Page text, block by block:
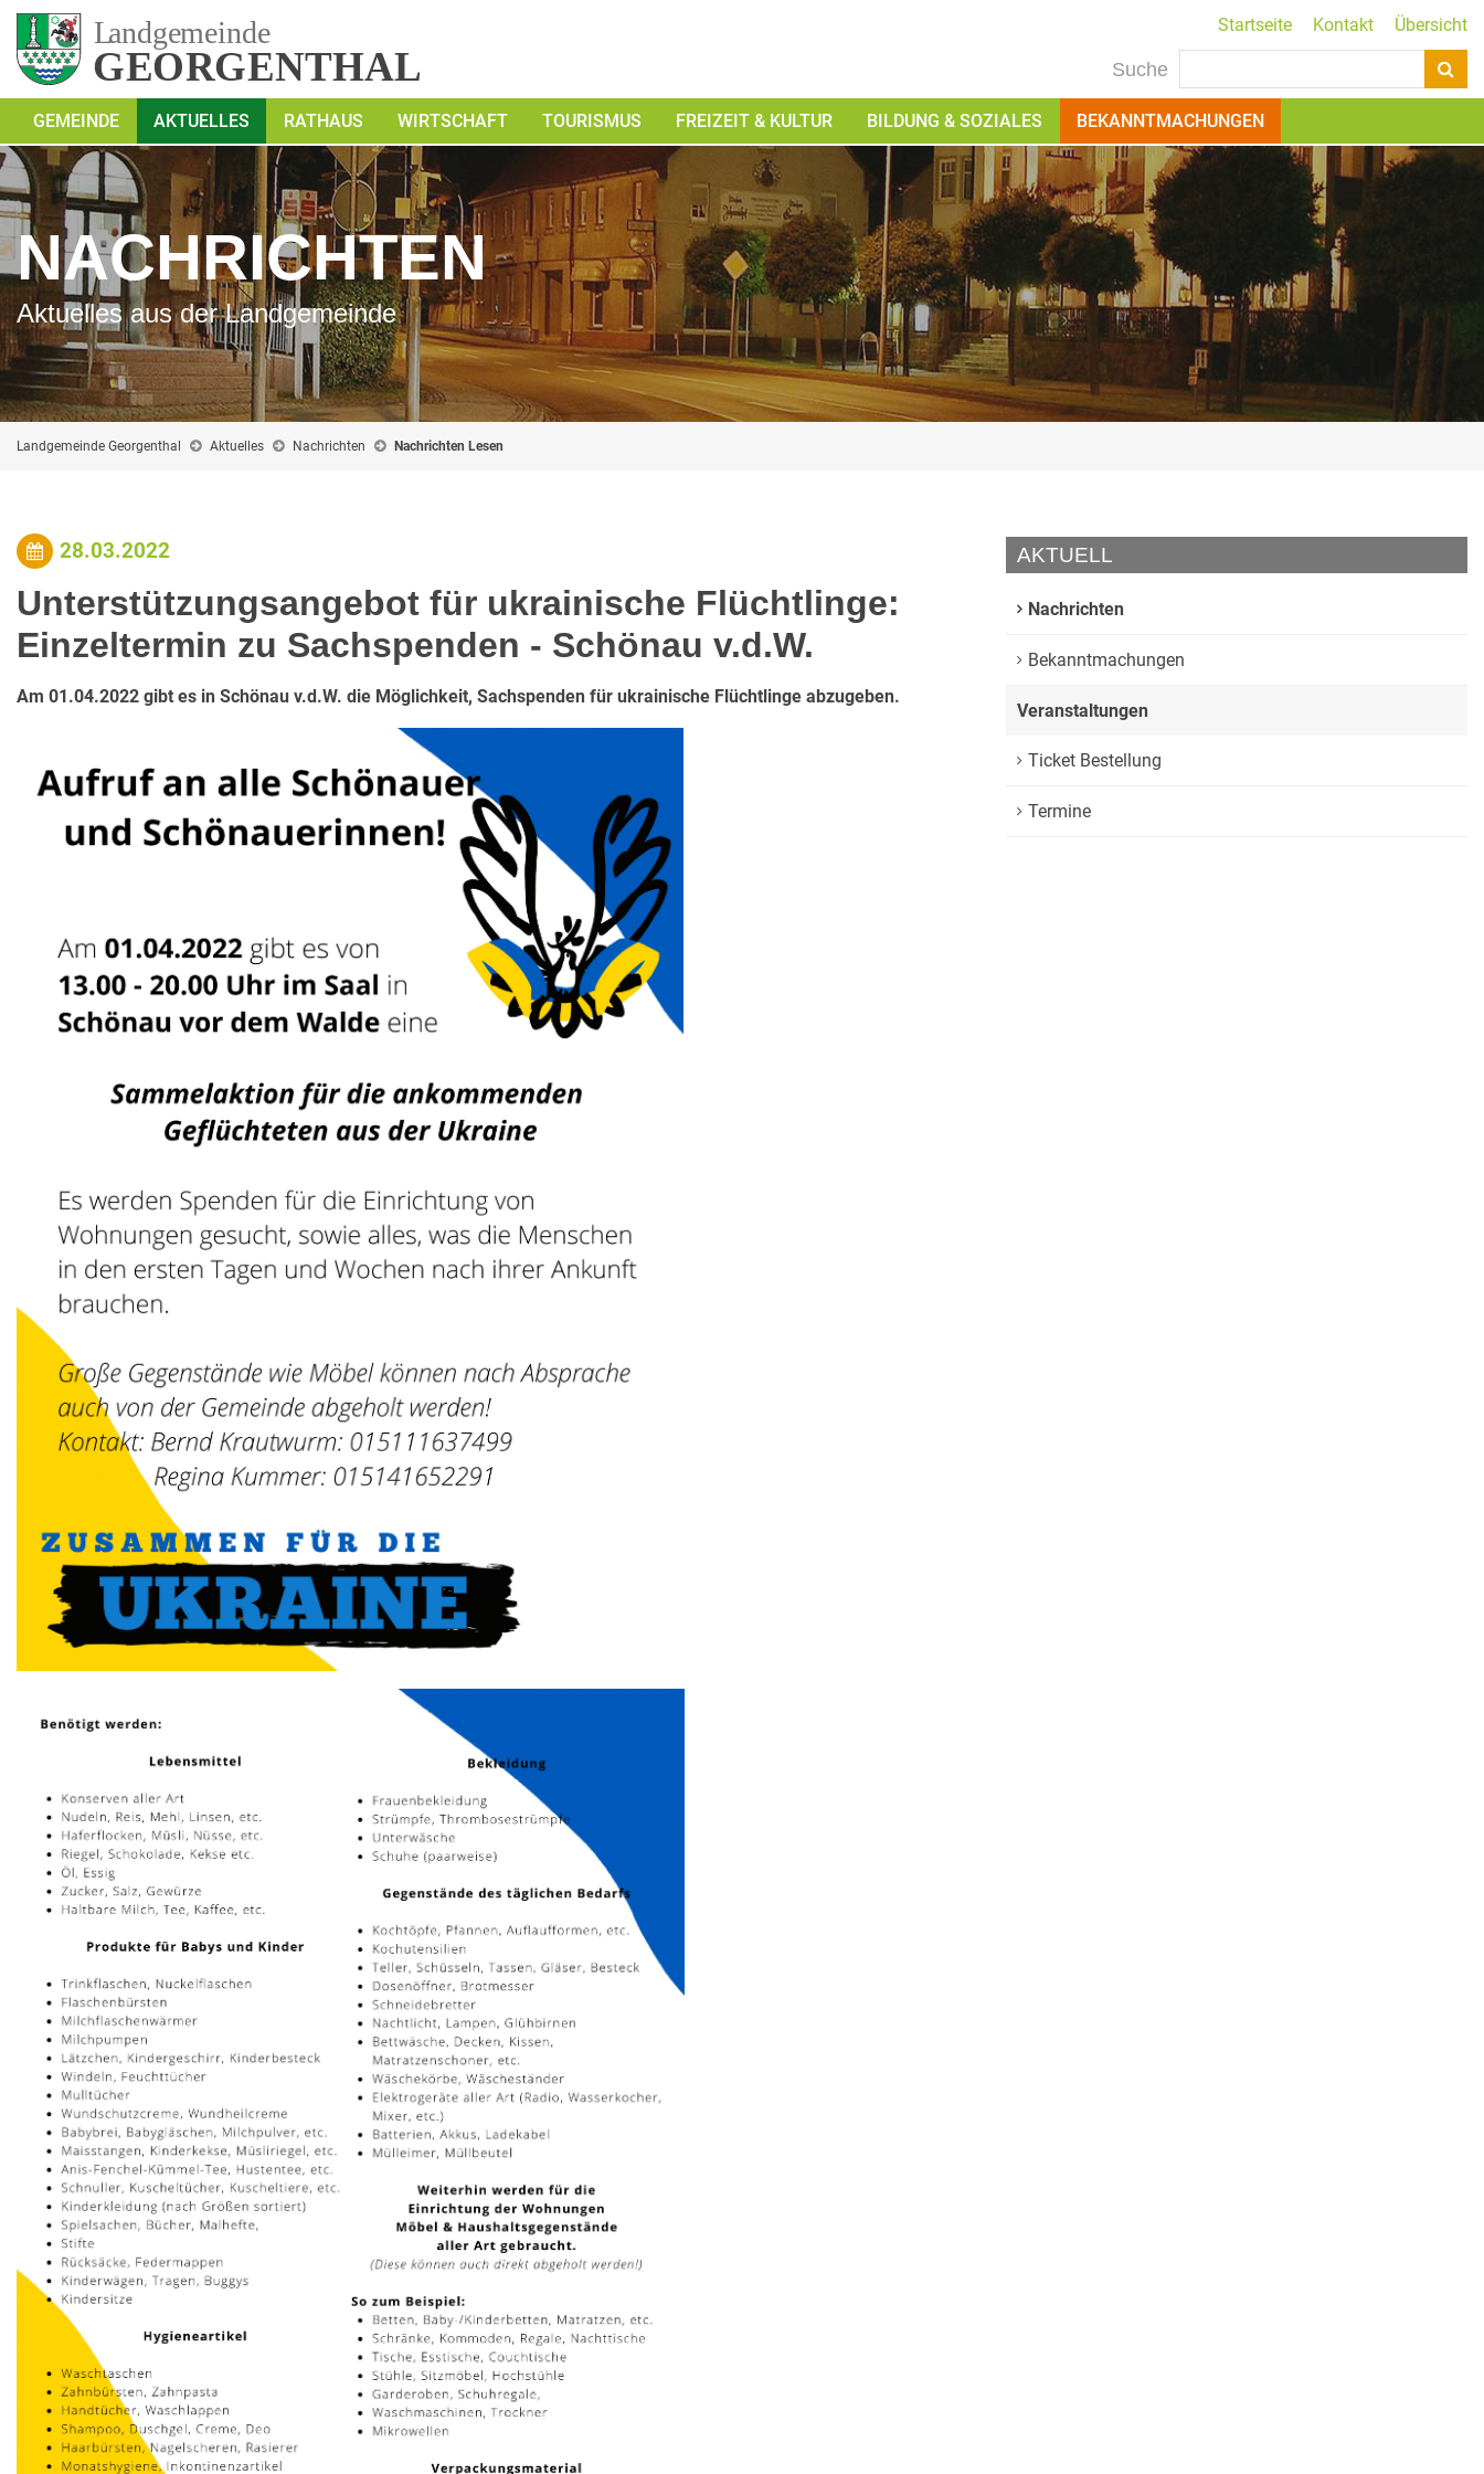
Startseite Kontakt Übersicht
Suche
GEMEINDE AKTUELLES RATHAUS WIRTSCHAFT TOURISMUS FREIZEIT & KULTUR BILDUNG & SOZIALES BEKANNTMACHUNGEN
NACHRICHTEN
Aktuelles aus der Landgemeinde
Landgemeinde Georgenthal Aktuelles Nachrichten Nachrichten Lesen
28.03.2022
Unterstützungsangebot für ukrainische Flüchtlinge:
Einzeltermin zu Sachspenden - Schönau v.d.W.
Am 01.04.2022 gibt es in Schönau v.d.W. die Möglichkeit, Sachspenden für ukrainische Flüchtlinge abzugeben.
AKTUELL
Nachrichten
Bekanntmachungen
Veranstaltungen
Ticket Bestellung
Termine